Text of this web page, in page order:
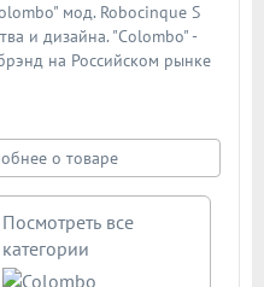
мод. Robocinque S
и дизайна. "Colombo" -
на Российском рынке
о товаре
Посмотреть все
категории